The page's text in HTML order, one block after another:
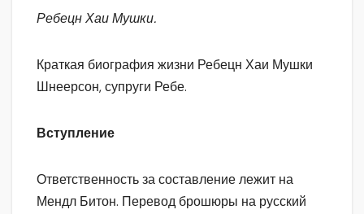
Ребецн Хаи Мушки.
Краткая биография жизни Ребецн Хаи Мушки
Шнеерсон, супруги Ребе.
Вступление
Ответственность за составление лежит на
Мендл Битон. Перевод брошюры на русский